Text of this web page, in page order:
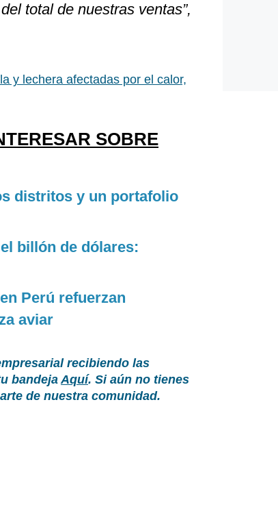
total de nuestras ventas”,
y lechera afectadas por el calor,
SOBRE
distritos y un portafolio
billón de dólares:
Perú refuerzan
aviar
recibiendo las
bandejaAquí. Si aún no tienes
de nuestra comunidad.